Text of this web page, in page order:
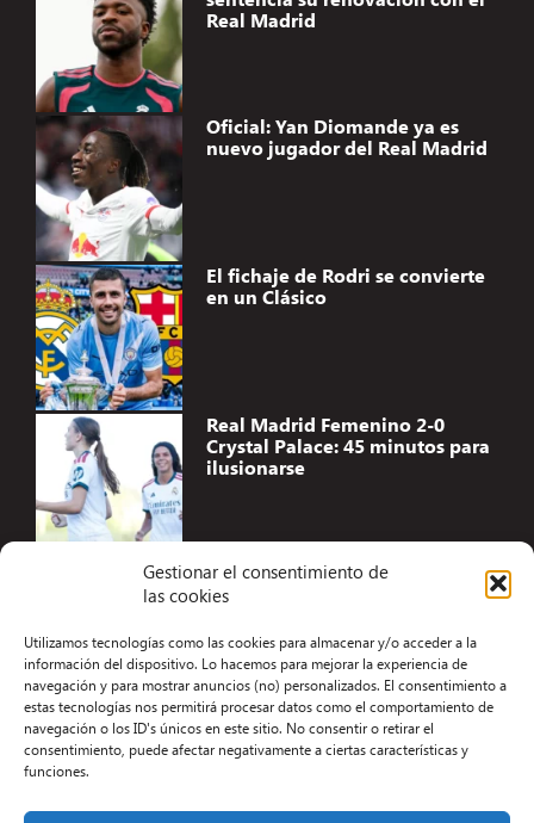
Gestionar el consentimiento de
las cookies
Utilizamos tecnologías como las cookies para almacenar y/o acceder a la
información del dispositivo. Lo hacemos para mejorar la experiencia de
navegación y para mostrar anuncios (no) personalizados. El consentimiento a
estas tecnologías nos permitirá procesar datos como el comportamiento de
navegación o los ID's únicos en este sitio. No consentir o retirar el
consentimiento, puede afectar negativamente a ciertas características y
funciones.
Real Madrid
Oficial: Yan Diomande ya es
nuevo jugador del Real Madrid
El fichaje de Rodri se convierte
en un Clásico
Real Madrid Femenino 2-0
Crystal Palace: 45 minutos para
ilusionarse
Aviso Legal
Términos y condiciones
Política de privacidad